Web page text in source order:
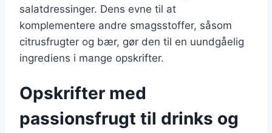
salatdressinger. Dens evne til at
komplementere andre smagsstoffer, såsom
citrusfrugter og bær, gør den til en uundgåelig
ingrediens i mange opskrifter.
Opskrifter med
passionsfrugt til drinks og